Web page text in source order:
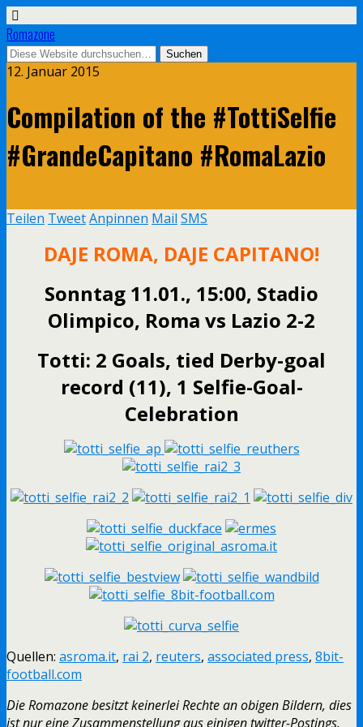
Romazone
12. Januar 2015
Compilation of the #TottiSelfie
#GrandeCapitano #RomaLazio
Teilen TweetAnpinnen Mail SMS
DAJE ROMA, DAJE CAPITANO!
Sonntag 11.01., 15:00, Stadio
Olimpico, Roma vs Lazio 2-2
Totti: 2 Goals, tied Derby-goal
record (11), 1 Selfie-Goal-
Celebration
Quellen: asroma.it, rai 2, reuters, associated press, 8bit-
football.com
Die Romazone besitzt keinerlei Rechte an obigen Bildern, dies
ist nur eine Zusammenstellung aus einigen twitter-Postings.